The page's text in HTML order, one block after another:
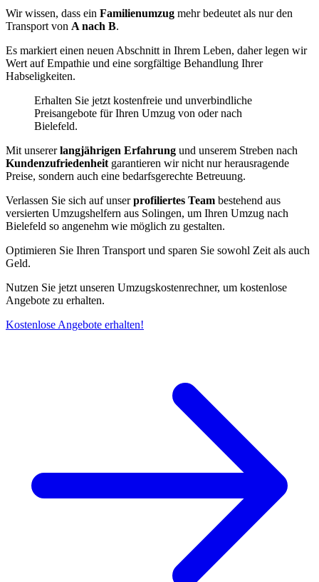
Wir wissen, dass ein Familienumzug mehr bedeutet als nur den
Transport von A nach B.
Es markiert einen neuen Abschnitt in Ihrem Leben, daher legen wir
Wert auf Empathie und eine sorgfältige Behandlung Ihrer
Habseligkeiten.
Erhalten Sie jetzt kostenfreie und unverbindliche
Preisangebote für Ihren Umzug von oder nach
Bielefeld.
Mit unsererlangjährigen Erfahrung und unserem Streben nach
Kundenzufriedenheit garantieren wir nicht nur herausragende
Preise, sondern auch eine bedarfsgerechte Betreuung.
Verlassen Sie sich auf unserprofiliertes Team bestehend aus
versierten Umzugshelfern aus Solingen, um Ihren Umzug nach
Bielefeld so angenehm wie möglich zu gestalten.
Optimieren Sie Ihren Transport und sparen Sie sowohl Zeit als auch
Geld.
Nutzen Sie jetzt unseren Umzugskostenrechner, um kostenlose
Angebote zu erhalten.
Kostenlose Angebote erhalten!